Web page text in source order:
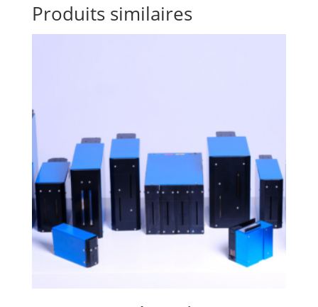
Produits similaires